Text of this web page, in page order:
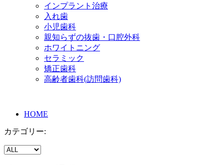
インプラント治療
入れ歯
小児歯科
親知らずの抜歯・口腔外科
ホワイトニング
セラミック
矯正歯科
高齢者歯科(訪問歯科)
HOME
カテゴリー: